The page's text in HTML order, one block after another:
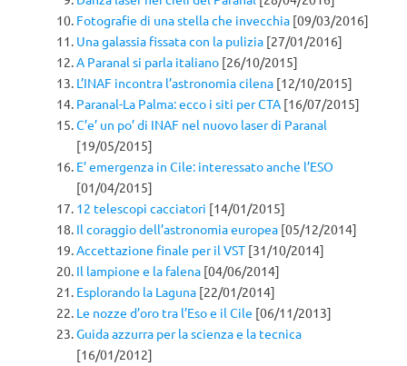
Fotografie di una stella che invecchia [09/03/2016]
Una galassia fissata con la pulizia [27/01/2016]
A Paranal si parla italiano [26/10/2015]
L’INAF incontra l’astronomia cilena [12/10/2015]
Paranal-La Palma: ecco i siti per CTA [16/07/2015]
C’e’ un po’ di INAF nel nuovo laser di Paranal
[19/05/2015]
E’ emergenza in Cile: interessato anche l’ESO
[01/04/2015]
12 telescopi cacciatori [14/01/2015]
Il coraggio dell’astronomia europea [05/12/2014]
Accettazione finale per il VST [31/10/2014]
Il lampione e la falena [04/06/2014]
Esplorando la Laguna [22/01/2014]
Le nozze d’oro tra l’Eso e il Cile [06/11/2013]
Guida azzurra per la scienza e la tecnica
[16/01/2012]